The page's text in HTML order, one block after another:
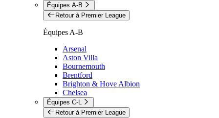
Équipes A-B
Retour à Premier League
Équipes A-B
Arsenal
Aston Villa
Bournemouth
Brentford
Brighton & Hove Albion
Chelsea
Équipes C-L
Retour à Premier League